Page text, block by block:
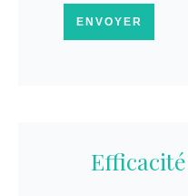
ENVOYER